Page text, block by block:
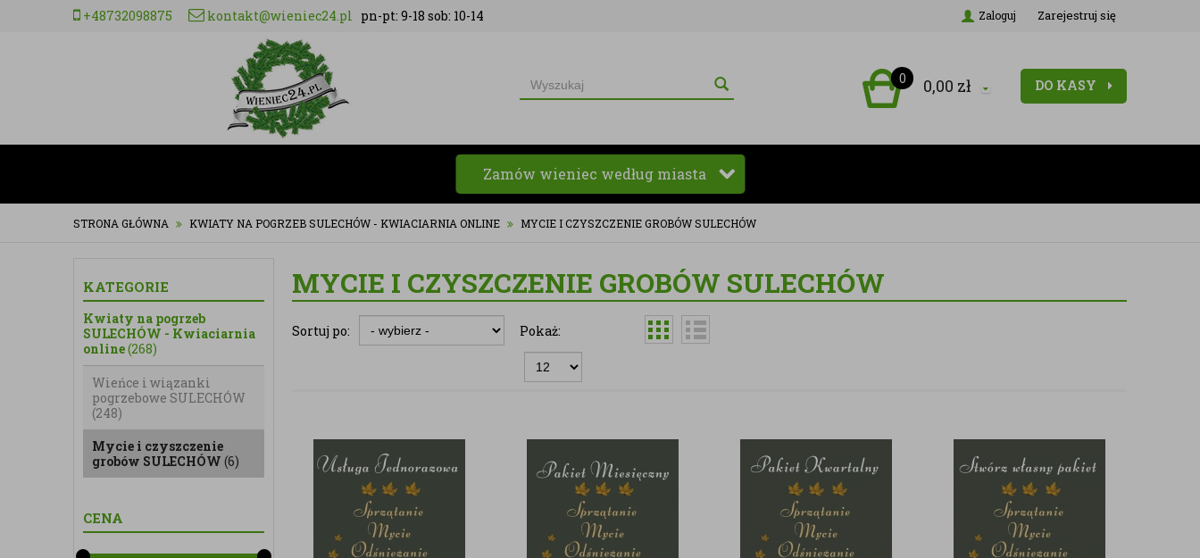
+48732098875 kontakt@wieniec24.pl pn-pt: 9-18 sob: 10-14 Zaloguj Zarejestruj się
0 0,00 zł DO KASY
Zamów wieniec według miasta
STRONA GŁÓWNA KWIATY NA POGRZEB SULECHÓW - KWIACIARNIA ONLINE MYCIE I CZYSZCZENIE GROBÓW SULECHÓW
KATEGORIE
Kwiaty na pogrzeb
SULECHÓW - Kwiaciarnia
online(268)
Wieńce i wiązanki
pogrzebowe SULECHÓW
(248)
Mycie i czyszczenie
grobów SULECHÓW (6)
CENA
MYCIE I CZYSZCZENIE GROBÓW SULECHÓW
Sortuj po: Pokaż: